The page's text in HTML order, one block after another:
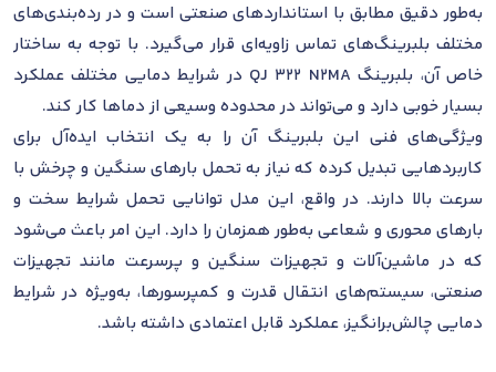
به‌طور دقیق مطابق با استانداردهای صنعتی است و در رده‌بندی‌های
مختلف بلبرینگ‌های تماس زاویه‌ای قرار می‌گیرد. با توجه به ساختار
خاص آن، بلبرینگ QJ 322 N2MA در شرایط دمایی مختلف عملکرد
بسیار خوبی دارد و می‌تواند در محدوده وسیعی از دماها کار کند.
ویژگی‌های فنی این بلبرینگ آن را به یک انتخاب ایده‌آل برای
کاربردهایی تبدیل کرده که نیاز به تحمل بارهای سنگین و چرخش با
سرعت بالا دارند. در واقع، این مدل توانایی تحمل شرایط سخت و
بارهای محوری و شعاعی به‌طور همزمان را دارد. این امر باعث می‌شود
که در ماشین‌آلات و تجهیزات سنگین و پرسرعت مانند تجهیزات
صنعتی، سیستم‌های انتقال قدرت و کمپرسورها، به‌ویژه در شرایط
دمایی چالش‌برانگیز، عملکرد قابل اعتمادی داشته باشد.